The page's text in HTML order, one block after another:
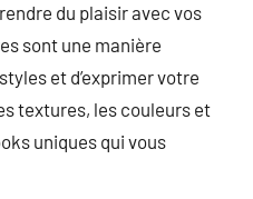
du plaisir avec vos
sont une manière
et d’exprimer votre
textures, les couleurs et
uniques qui vous